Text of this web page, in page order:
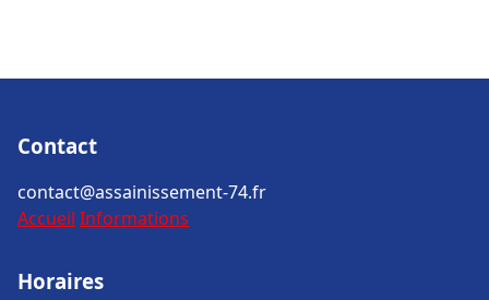
Contact
contact@assainissement-74.fr
Accueil Informations
Horaires